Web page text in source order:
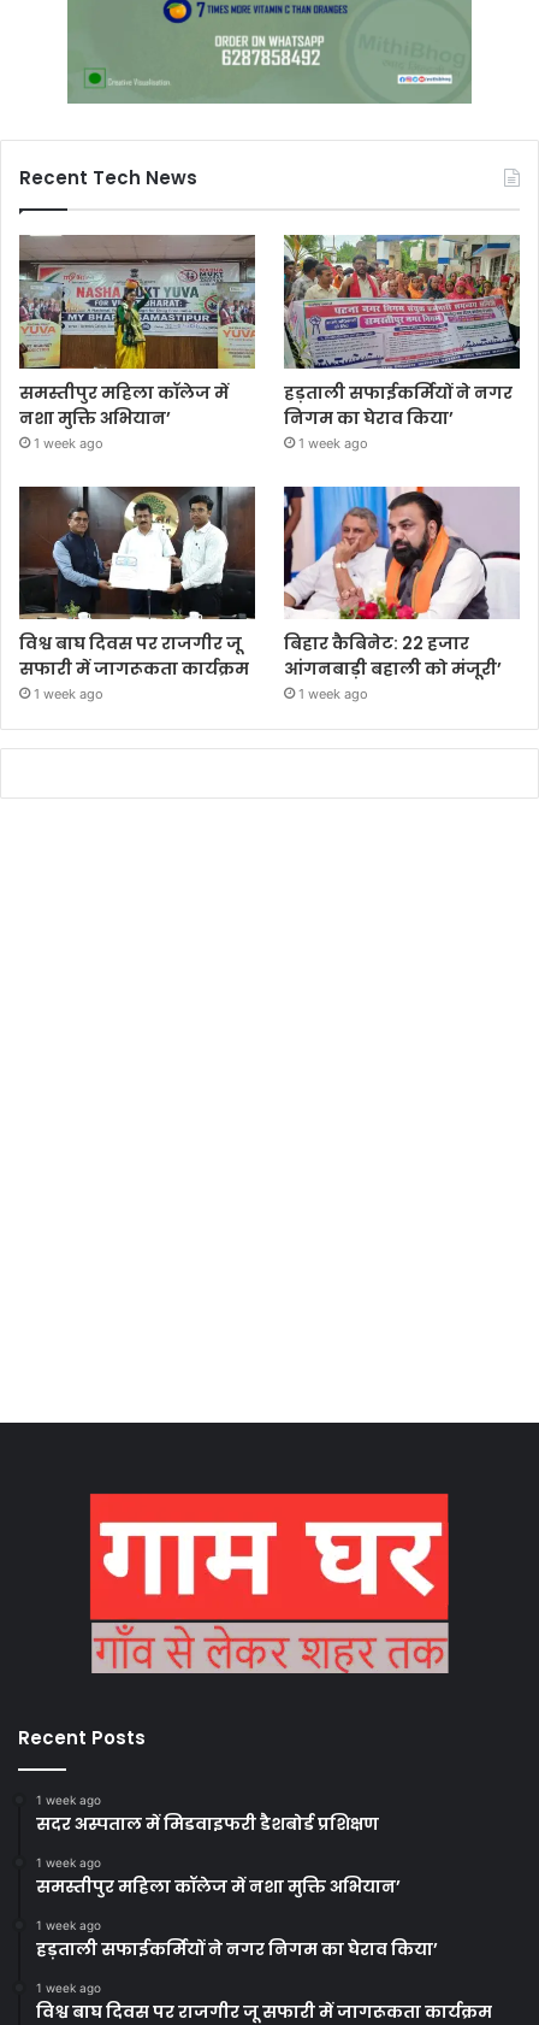
Recent Tech News
समस्तीपुर महिला कॉलेज में
नशा मुक्ति अभियान’
1 week ago
हड़ताली सफाईकर्मियों ने नगर
निगम का घेराव किया’
1 week ago
विश्व बाघ दिवस पर राजगीर जू
सफारी में जागरूकता कार्यक्रम
1 week ago
बिहार कैबिनेट: 22 हजार
आंगनबाड़ी बहाली को मंजूरी’
1 week ago
Recent Posts
1 week ago
सदर अस्पताल में मिडवाइफरी डैशबोर्ड प्रशिक्षण
1 week ago
समस्तीपुर महिला कॉलेज में नशा मुक्ति अभियान’
1 week ago
हड़ताली सफाईकर्मियों ने नगर निगम का घेराव किया’
1 week ago
विश्व बाघ दिवस पर राजगीर जू सफारी में जागरूकता कार्यक्रम